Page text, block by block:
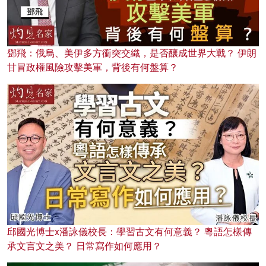
鄧飛：俄烏、美伊多方衝突交織，是否釀成世界大戰？ 伊朗
甘冒政權風險攻擊美軍，背後有何盤算？
邱國光博士x潘詠儀校長：學習古文有何意義？ 粵語怎樣傳
承文言文之美？ 日常寫作如何應用？